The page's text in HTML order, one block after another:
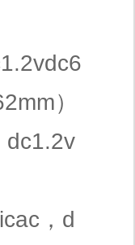
）
dc1.2v
，d